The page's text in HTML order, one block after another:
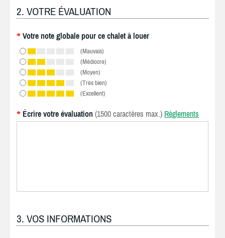
2. VOTRE ÉVALUATION
* Votre note globale pour ce chalet à louer
(Mauvais)
(Médiocre)
(Moyen)
(Très bien)
(Excellent)
* Écrire votre évaluation (1500 caractères max.) Règlements
3. VOS INFORMATIONS